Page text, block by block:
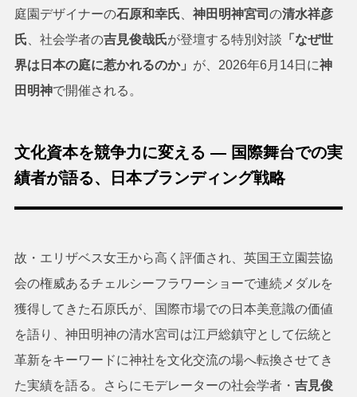
庭園デザイナーの石原和幸氏 神田明神宮司 の清水祥彦
氏 、社会学者の吉見俊哉氏が登壇する特別対談 「なぜ世
界は日本の庭に惹かれるのか」 が、2026年6月14日に神
田明神で開催される。
文化資本を競争力に変える — 国際舞台での実
績者が語る、日本ブランディング戦略
故・エリザベス女王から高く評価され、英国王立園芸協
会の権威あるチェルシーフラワーショーで連続メダルを
獲得してきた石原氏が、国際市場での日本美意識の価値
を語り、神田明神の清水宮司は江戸総鎮守として伝統と
革新をキーワードに神社を文化交流の場へ転換させてき
た実績を語る。さらにモデレーターの社会学者・ 吉見俊